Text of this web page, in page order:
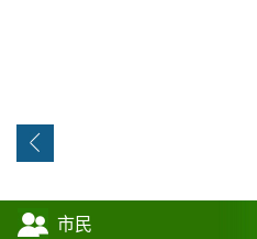
市民